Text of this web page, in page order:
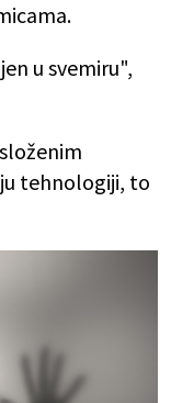
u svemiru",
tehnologiji, to